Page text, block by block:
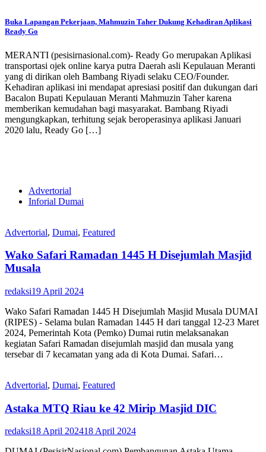
Buka Lapangan Pekerjaan, Mahmuzin Taher Dukung Kehadiran Aplikasi
Ready Go
MERANTI (pesisirnasional.com)- Ready Go merupakan Aplikasi
transportasi ojek online karya putra Daerah asli Kepulauan Meranti
yang di dirikan oleh Bambang Riyadi selaku CEO/Founder.
Kehadiran aplikasi ini mendapat apresiasi positif dan dukungan dari
Bacalon Bupati Kepulauan Meranti Mahmuzin Taher karena
memberikan kemudahan bagi masyarakat. Bambang Riyadi
mengungkapkan, terhitung sejak beroperasinya aplikasi Januari
2020 lalu, Ready Go […]
Advertorial
Inforial Dumai
Advertorial, Dumai, Featured
Wako Safari Ramadan 1445 H Disejumlah Masjid
Musala
redaksi19 April 2024
Wako Safari Ramadan 1445 H Disejumlah Masjid Musala DUMAI
(RIPES) - Selama bulan Ramadan 1445 H dari tanggal 12-23 Maret
2024, Pemerintah Kota (Pemko) Dumai rutin melaksanakan
kegiatan Safari Ramadan disejumlah masjid dan musala yang
tersebar di 7 kecamatan yang ada di Kota Dumai. Safari…
Advertorial, Dumai, Featured
Astaka MTQ Riau ke 42 Mirip Masjid DIC
redaksi18 April 202418 April 2024